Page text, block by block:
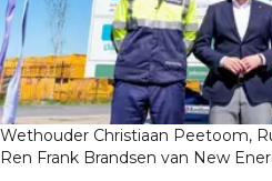
Wethouder Christiaan Peetoom,
Ren Frank Brandsen van New